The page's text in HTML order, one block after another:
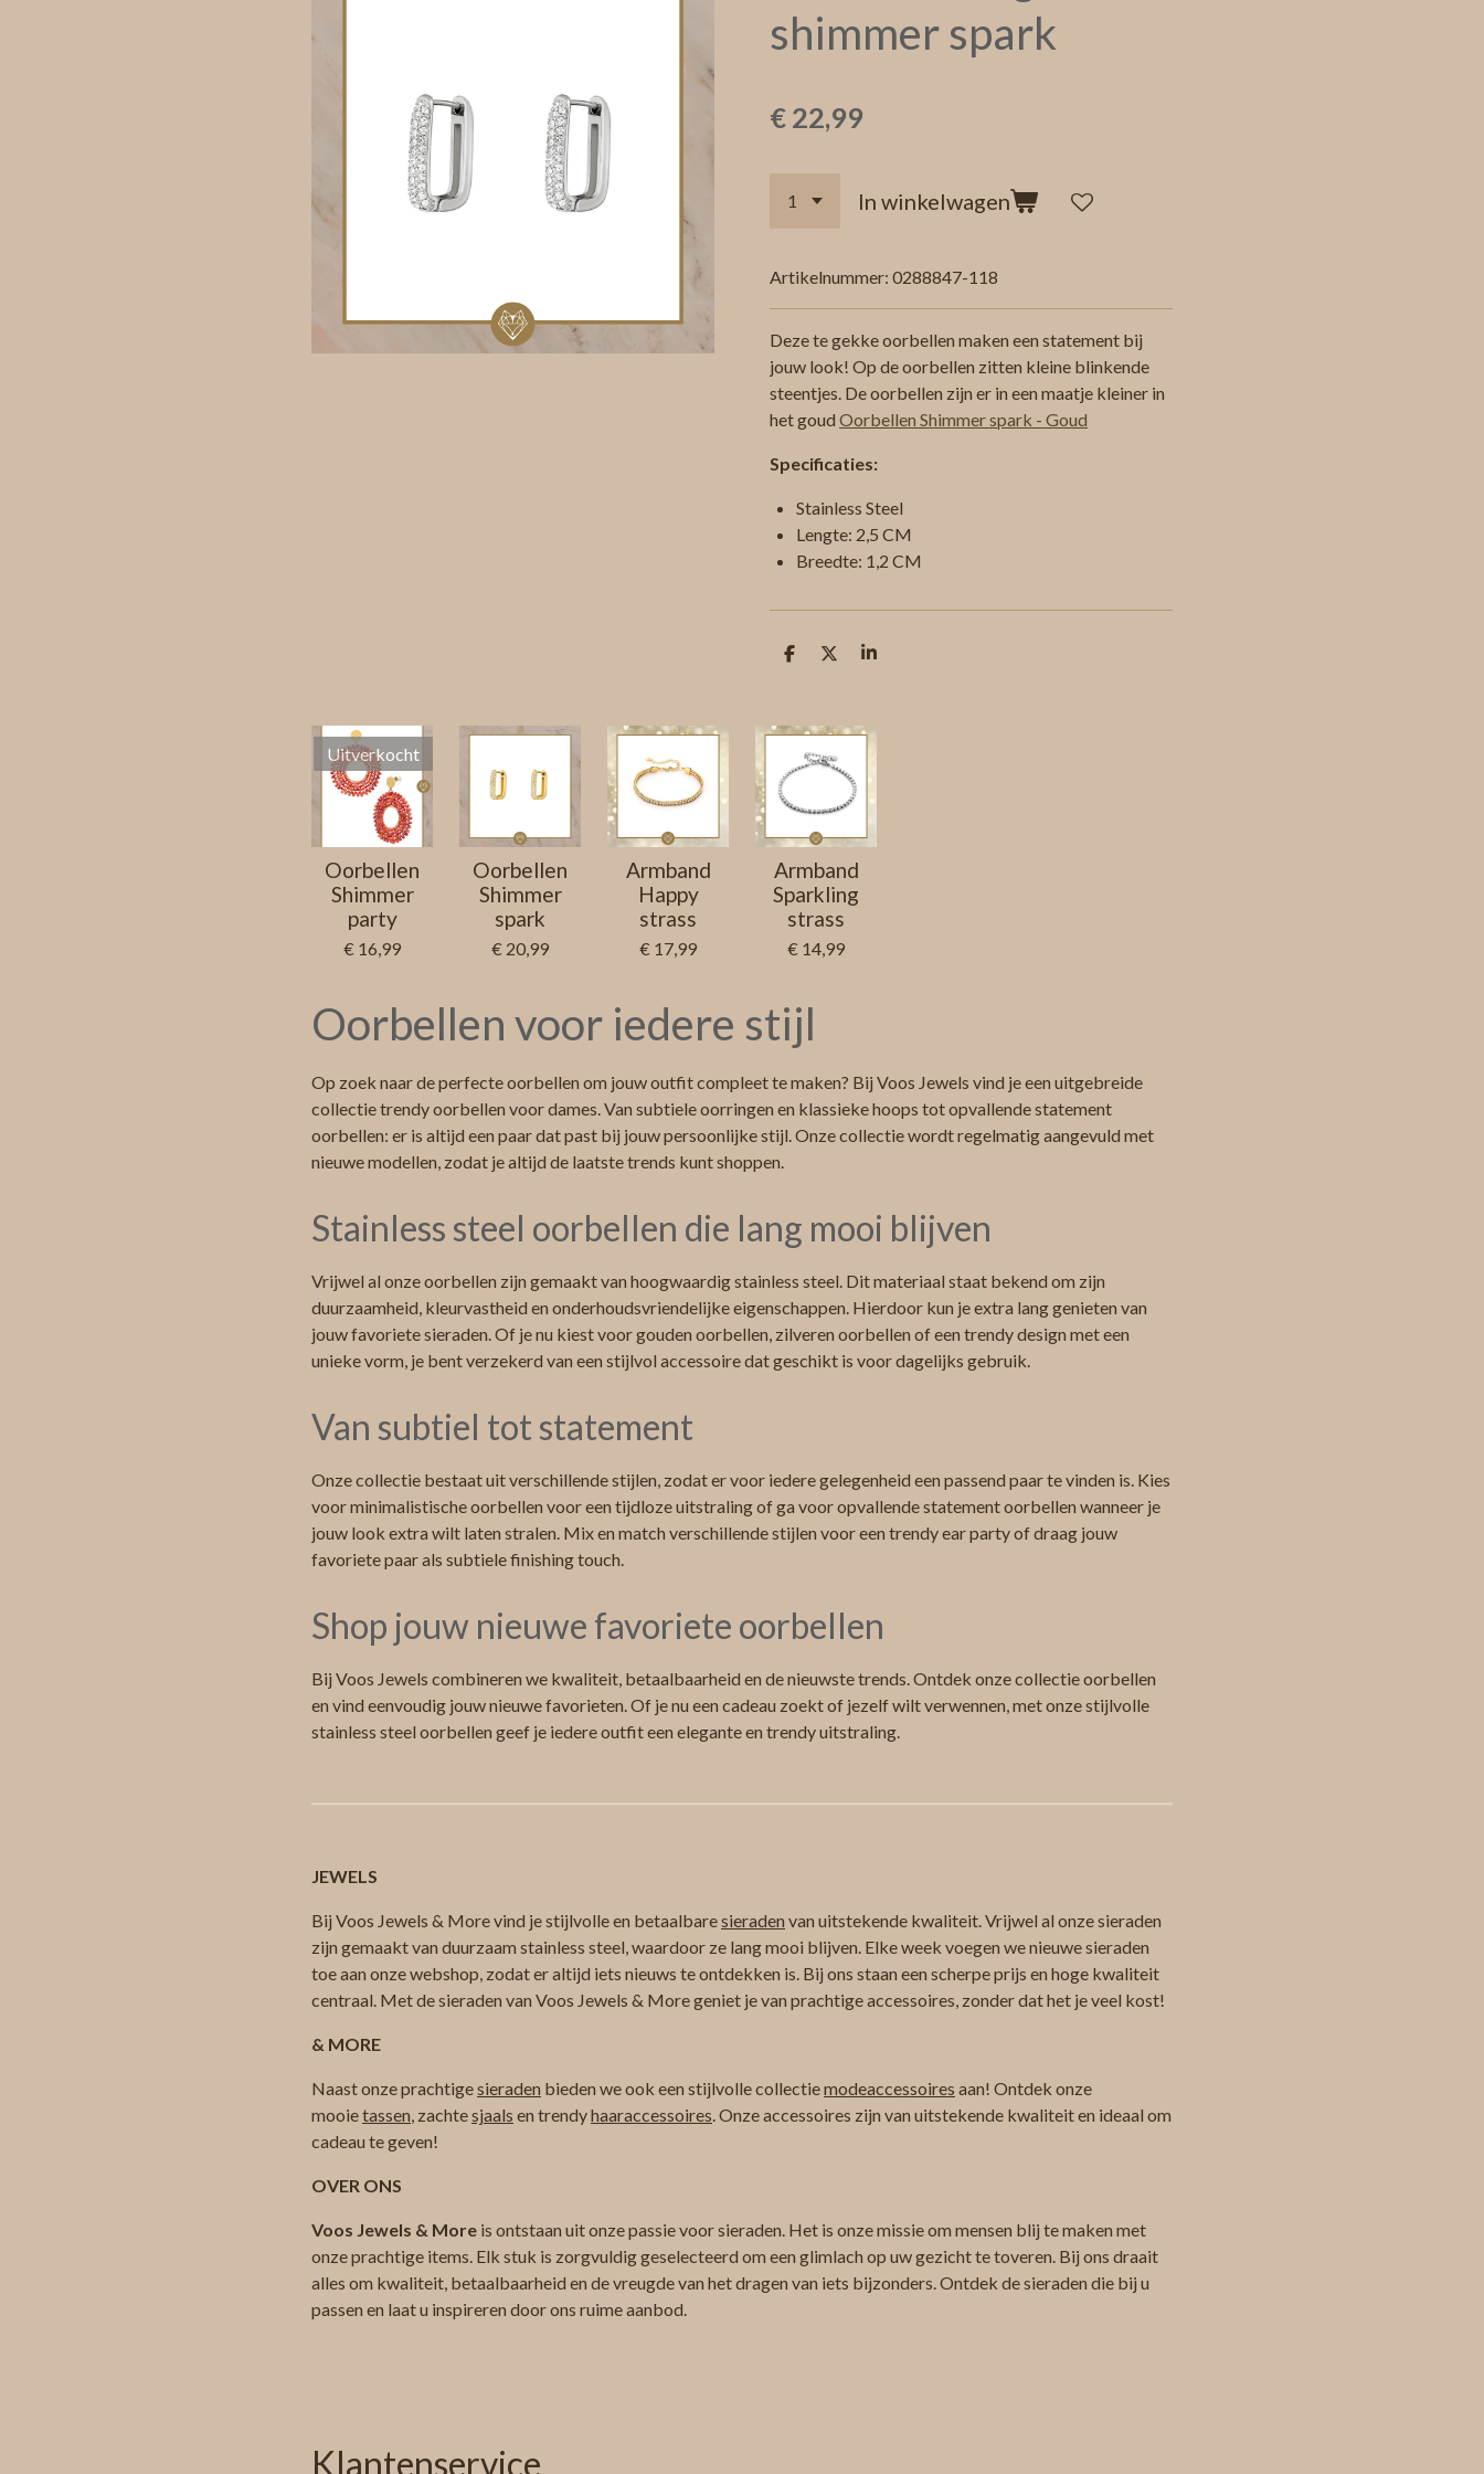
shimmer spark
€ 22,99
In winkelwagen
Artikelnummer: 0288847-118
Deze te gekke oorbellen maken een statement bij
jouw look! Op de oorbellen zitten kleine blinkende
steentjes. De oorbellen zijn er in een maatje kleiner in
het goud Oorbellen Shimmer spark - Goud
Specificaties:
Stainless Steel
Lengte: 2,5 CM
Breedte: 1,2 CM
D
n
D
S
e
Uitverkocht
Oorbellen
Shimmer
party
€ 16,99
Oorbellen
Shimmer
spark
€ 20,99
Armband
Happy
strass
€ 17,99
Armband
Sparkling
strass
€ 14,99
Oorbellen voor iedere stijl
Op zoek naar de perfecte oorbellen om jouw outfit compleet te maken? Bij Voos Jewels vind je een uitgebreide
collectie trendy oorbellen voor dames. Van subtiele oorringen en klassieke hoops tot opvallende statement
oorbellen: er is altijd een paar dat past bij jouw persoonlijke stijl. Onze collectie wordt regelmatig aangevuld met
nieuwe modellen, zodat je altijd de laatste trends kunt shoppen.
Stainless steel oorbellen die lang mooi blijven
Vrijwel al onze oorbellen zijn gemaakt van hoogwaardig stainless steel. Dit materiaal staat bekend om zijn
duurzaamheid, kleurvastheid en onderhoudsvriendelijke eigenschappen. Hierdoor kun je extra lang genieten van
jouw favoriete sieraden. Of je nu kiest voor gouden oorbellen, zilveren oorbellen of een trendy design met een
unieke vorm, je bent verzekerd van een stijlvol accessoire dat geschikt is voor dagelijks gebruik.
Van subtiel tot statement
Onze collectie bestaat uit verschillende stijlen, zodat er voor iedere gelegenheid een passend paar te vinden is. Kies
voor minimalistische oorbellen voor een tijdloze uitstraling of ga voor opvallende statement oorbellen wanneer je
jouw look extra wilt laten stralen. Mix en match verschillende stijlen voor een trendy ear party of draag jouw
favoriete paar als subtiele finishing touch.
Shop jouw nieuwe favoriete oorbellen
Bij Voos Jewels combineren we kwaliteit, betaalbaarheid en de nieuwste trends. Ontdek onze collectie oorbellen
en vind eenvoudig jouw nieuwe favorieten. Of je nu een cadeau zoekt of jezelf wilt verwennen, met onze stijlvolle
stainless steel oorbellen geef je iedere outfit een elegante en trendy uitstraling.
JEWELS
Bij Voos Jewels & More vind je stijlvolle en betaalbaresieraden van uitstekende kwaliteit. Vrijwel al onze sieraden
zijn gemaakt van duurzaam stainless steel, waardoor ze lang mooi blijven. Elke week voegen we nieuwe sieraden
toe aan onze webshop, zodat er altijd iets nieuws te ontdekken is. Bij ons staan een scherpe prijs en hoge kwaliteit
centraal. Met de sieraden van Voos Jewels & More geniet je van prachtige accessoires, zonder dat het je veel kost!
& MORE
Naast onze prachtigesieraden bieden we ook een stijlvolle collectiemodeaccessoires aan! Ontdek onze
mooietassen, zachtesjaals en trendyhaaraccessoires. Onze accessoires zijn van uitstekende kwaliteit en ideaal om
cadeau te geven!
OVER ONS
Voos Jewels & More is ontstaan uit onze passie voor sieraden. Het is onze missie om mensen blij te maken met
onze prachtige items. Elk stuk is zorgvuldig geselecteerd om een glimlach op uw gezicht te toveren. Bij ons draait
alles om kwaliteit, betaalbaarheid en de vreugde van het dragen van iets bijzonders. Ontdek de sieraden die bij u
passen en laat u inspireren door ons ruime aanbod.
Klantenservice